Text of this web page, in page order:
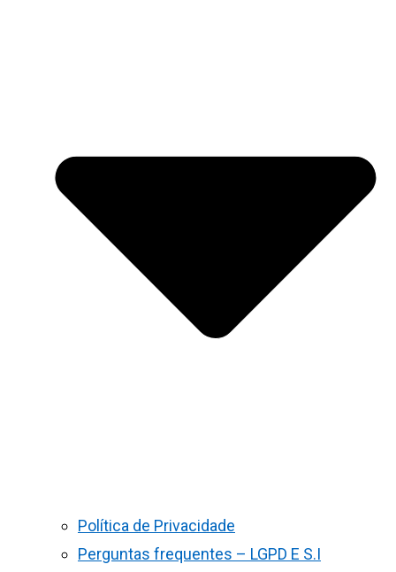
Política de Privacidade
Perguntas frequentes – LGPD E S.I